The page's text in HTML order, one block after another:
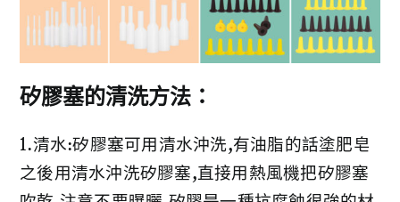
矽膠塞的清洗方法：
1.清水:矽膠塞可用清水沖洗,有油脂的話塗肥皂
之後用清水沖洗矽膠塞,直接用熱風機把矽膠塞